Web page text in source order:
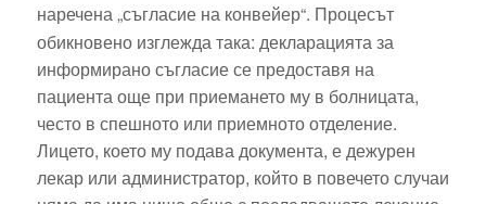
наречена „съгласие на конвейер“. Процесът
обикновено изглежда така: декларацията за
информирано съгласие се предоставя на
пациента още при приемането му в болницата,
често в спешното или приемното отделение.
Лицето, което му подава документа, е дежурен
лекар или администратор, който в повечето случаи